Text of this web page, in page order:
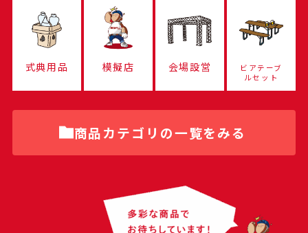
式典用品 模擬店 会場設営
ビアテーブ
ルセット
商品カテゴリの一覧をみる